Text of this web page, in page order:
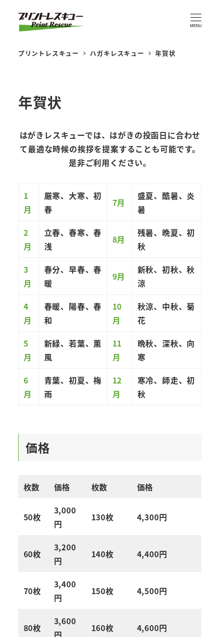
MENU
プリントレスキュー ハガキレスキュー 年賀状
年賀状
はがきレスキューでは、はがきの投函日に合わせ
て最適な時候の挨拶を提案することも可能です。
是非ご利用ください。
1
月
厳寒、大寒、初
春
7月
盛夏、酷暑、炎
暑
2
月
立春、春寒、春
浅
8月
残暑、晩夏、初
秋
3
月
春分、早春、春
暖
9月
新秋、初秋、秋
涼
4
月
春暖、陽春、春
和
10
月
秋涼、中秋、菊
花
5
月
新緑、若葉、薫
風
11
月
晩秋、深秋、向
寒
6
月
青葉、初夏、梅
雨
12
月
寒冷、師走、初
秋
価格
枚数 価格 枚数 価格
50枚
3,000
円
130枚 4,300円
60枚
3,200
円
140枚 4,400円
70枚
3,400
円
150枚 4,500円
80枚
3,600
160枚 4,600円